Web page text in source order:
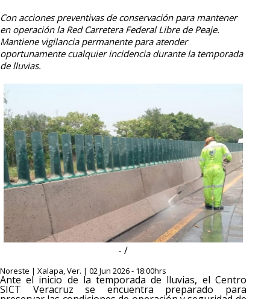
Con acciones preventivas de conservación para mantener
en operación la Red Carretera Federal Libre de Peaje.
Mantiene vigilancia permanente para atender
oportunamente cualquier incidencia durante la temporada
de lluvias.
- /
Noreste | Xalapa, Ver. | 02 Jun 2026 - 18:00hrs
Ante el inicio de la temporada de lluvias, el Centro
SICT Veracruz se encuentra preparado para